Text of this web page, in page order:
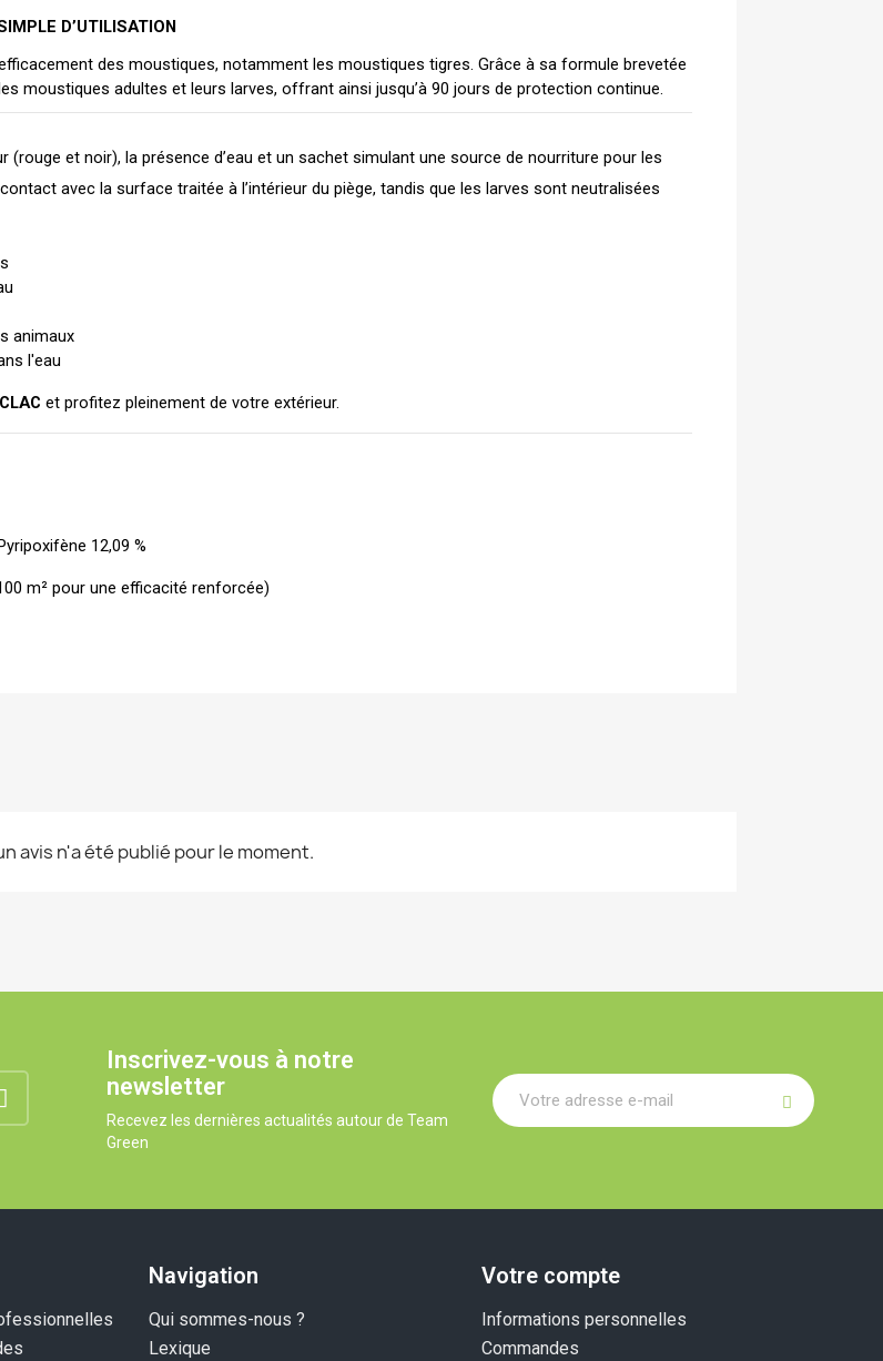
D’UTILISATION
des moustiques, notamment les moustiques tigres. Grâce à sa formule brevetée
moustiques adultes et leurs larves, offrant ainsi jusqu’à 90 jours de protection continue.
et noir), la présence d’eau et un sachet simulant une source de nourriture pour les
avec la surface traitée à l’intérieur du piège, tandis que les larves sont neutralisées
animaux
l'eau
et profitez pleinement de votre extérieur.
12,09 %
m² pour une efficacité renforcée)
avis n'a été publié pour le moment.
Inscrivez-vous à notre
newsletter
Recevez les dernières actualités autour de Team
Green
Navigation
Qui sommes-nous ?
Lexique
Votre compte
Informations personnelles
Commandes